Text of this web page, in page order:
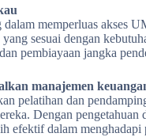
memperluas akses
sesuai dengan
pembiayaan jangka
manajemen
pelatihan dan
Dengan
efektif dalam menghadapi